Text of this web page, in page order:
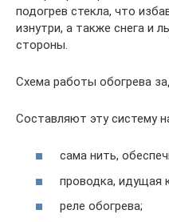
подогрев стекла, что
изнутри, а также снега и
стороны.
Схема работы обогрева
Составляют эту систему
сама нить,
проводка, идущая
реле обогрева;